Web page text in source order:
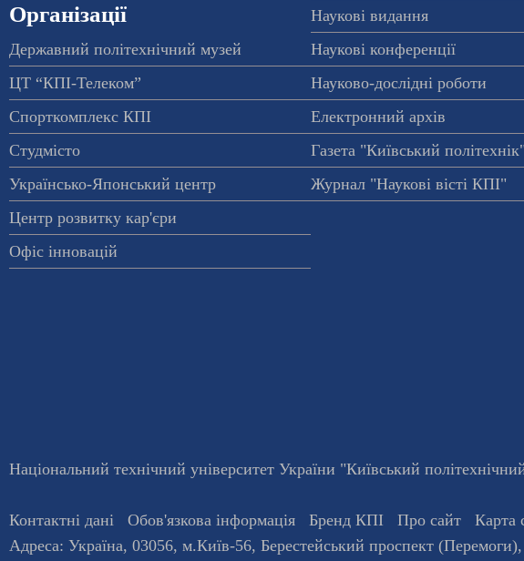
Організації
Державний політехнічний музей
ЦТ “КПІ-Телеком”
Спорткомплекс КПІ
Студмісто
Українсько-Японський центр
Центр розвитку кар'єри
Офіс інновацій
Наукові видання
Наукові конференції
Науково-дослідні роботи
Електронний архів
Газета "Київський
Журнал "Наукові вісті КПІ"
Національний технічний університет України "Київський
Контактні дані Обов'язкова інформація Бренд КПІ Про сайт Карта
Адреса: Україна, 03056, м.Київ-56, Берестейський проспект